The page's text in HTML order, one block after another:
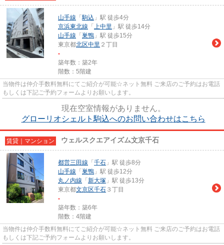
山手線 「駒込 」駅 徒歩4分
京浜東北線 「 上中里 」駅 徒歩14分
山手線 「 巣鴨 」駅 徒歩15分
東京都北区中里 ２丁目
-
築年数：築2年
階数：5階建
当物件は仲介手数料無料にてご紹介が可能☆ネット無料 ご来店のご予約はお電話
もしくは下記ご予約フォームよりお願いします。
現在空室情報がありません。
グローリオシェルト駒込へのお問い合わせはこちら
賃貸｜マンション ウェルスクエアイズム文京千石
都営三田線 「 千石 」駅 徒歩8分
山手線 「 巣鴨 」駅 徒歩12分
丸ノ内線 「 新大塚 」駅 徒歩13分
東京都文京区千石 ３丁目
-
築年数：築6年
階数：4階建
当物件は仲介手数料無料にてご紹介が可能☆ネット無料 ご来店のご予約はお電話
もしくは下記ご予約フォームよりお願いします。